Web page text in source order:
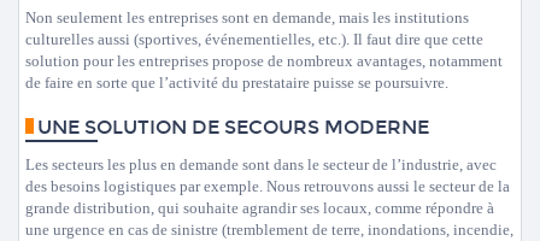
Non seulement les entreprises sont en demande, mais les institutions
culturelles aussi (sportives, événementielles, etc.). Il faut dire que cette
solution pour les entreprises propose de nombreux avantages, notamment
de faire en sorte que l’activité du prestataire puisse se poursuivre.
UNE SOLUTION DE SECOURS MODERNE
Les secteurs les plus en demande sont dans le secteur de l’industrie, avec
des besoins logistiques par exemple. Nous retrouvons aussi le secteur de la
grande distribution, qui souhaite agrandir ses locaux, comme répondre à
une urgence en cas de sinistre (tremblement de terre, inondations, incendie,